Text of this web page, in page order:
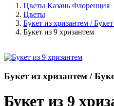
Цветы Казань Флоренция
Цветы
Букет из хризантем /
Букет из 9 хризантем
Букет из хризантем /
Букет из 9